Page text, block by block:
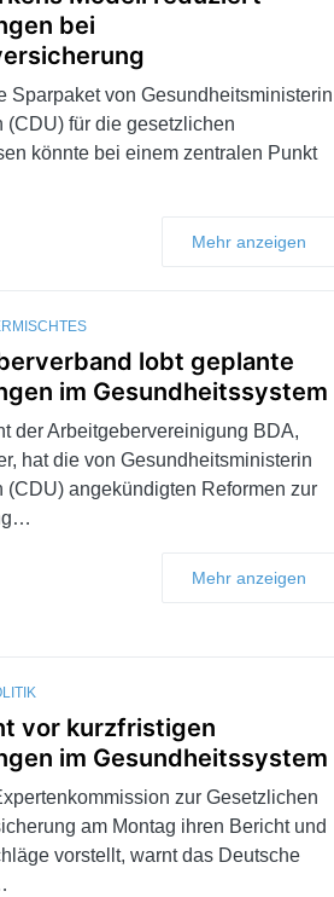
bei
Sparpaket von Gesundheitsministerin
(CDU) für die gesetzlichen
könnte bei einem zentralen Punkt
Mehr anzeigen
lobt geplante
im Gesundheitssystem
der Arbeitgebervereinigung BDA,
hat die von Gesundheitsministerin
(CDU) angekündigten Reformen zur
Mehr anzeigen
vor kurzfristigen
im Gesundheitssystem
zur Gesetzlichen
am Montag ihren Bericht und
vorstellt, warnt das Deutsche